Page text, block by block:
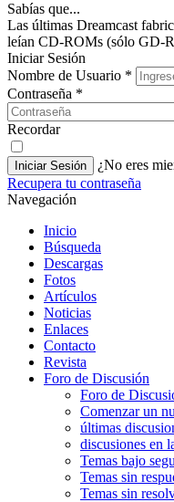
Sabías que...
Las últimas Dreamcast
leían CD-ROMs (sólo GD-
Iniciar Sesión
Nombre de Usuario *
Contraseña *
Recordar
Iniciar Sesión ¿No eres
Recupera tu contraseña
Navegación
Inicio
Búsqueda
Descargas
Fotos
Artículos
Noticias
Enlaces
Contacto
Revista
Foro de Discusión
Foro de
Comenzar un
últimas
discusiones en
Temas bajo
Temas sin
Temas sin